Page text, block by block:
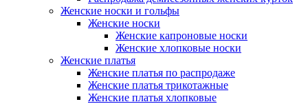
Женские носки и гольфы
Женские носки
Женские капроновые носки
Женские хлопковые носки
Женские платья
Женские платья по распродаже
Женские платья трикотажные
Женские платья хлопковые